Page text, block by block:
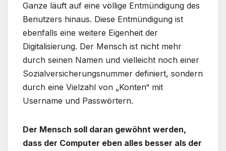
Ganze läuft auf eine völlige Entmündigung des
Benutzers hinaus. Diese Entmündigung ist
ebenfalls eine weitere Eigenheit der
Digitalisierung. Der Mensch ist nicht mehr
durch seinen Namen und vielleicht noch einer
Sozialversicherungsnummer definiert, sondern
durch eine Vielzahl von „Konten“ mit
Username und Passwörtern.
Der Mensch soll daran gewöhnt werden,
dass der Computer eben alles besser als der